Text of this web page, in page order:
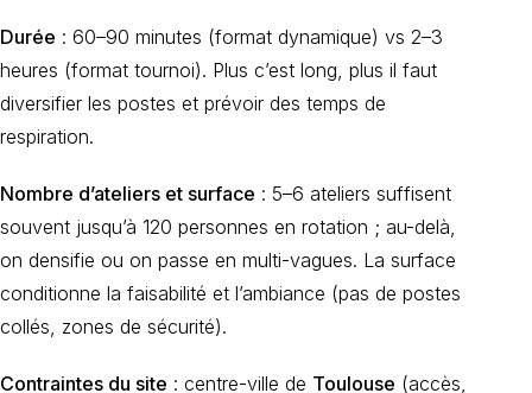
Durée : 60–90 minutes (format dynamique) vs 2–3
heures (format tournoi). Plus c’est long, plus il faut
diversifier les postes et prévoir des temps de
respiration.
Nombre d’ateliers et surface : 5–6 ateliers suffisent
souvent jusqu’à 120 personnes en rotation ; au-delà,
on densifie ou on passe en multi-vagues. La surface
conditionne la faisabilité et l’ambiance (pas de postes
collés, zones de sécurité).
Contraintes du site : centre-ville de Toulouse (accès,